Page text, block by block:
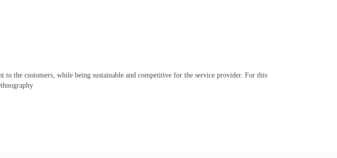
the customers, while being sustainable and competitive for the service provider. For this